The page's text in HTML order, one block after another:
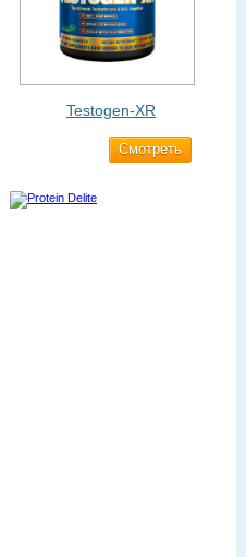
Testogen-XR
Cмотреть